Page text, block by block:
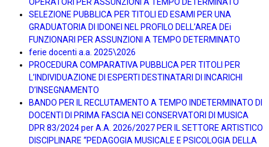
SELEZIONE PUBBLICA PER TITOLI ED ESAMI PER UNA
GRADUATORIA DI IDONEI NEL PROFILO DELL’AREA DEi
FUNZIONARI PER ASSUNZIONI A TEMPO DETERMINATO
ferie docenti a.a. 2025\2026
PROCEDURA COMPARATIVA PUBBLICA PER TITOLI PER
L’INDIVIDUAZIONE DI ESPERTI DESTINATARI DI INCARICHI
D’INSEGNAMENTO
BANDO PER IL RECLUTAMENTO A TEMPO INDETERMINATO DI
DOCENTI DI PRIMA FASCIA NEI CONSERVATORI DI MUSICA
DPR 83/2024 per A.A. 2026/2027 PER IL SETTORE ARTISTICO
DISCIPLINARE “PEDAGOGIA MUSICALE E PSICOLOGIA DELLA